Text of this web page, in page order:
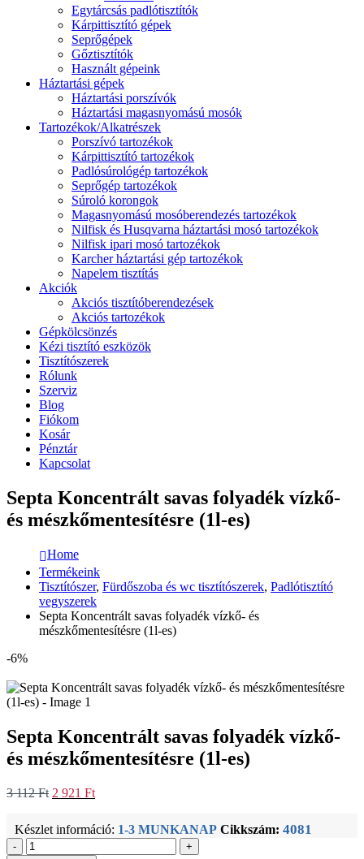
Egytárcsás padlótisztítók
Kárpittisztító gépek
Seprőgépek
Gőztisztítók
Használt gépeink
Háztartási gépek
Háztartási porszívók
Háztartási magasnyomású mosók
Tartozékok/Alkatrészek
Porszívó tartozékok
Kárpittisztító tartozékok
Padlósúrológép tartozékok
Seprőgép tartozékok
Súroló korongok
Magasnyomású mosóberendezés tartozékok
Nilfisk és Husqvarna háztartási mosó tartozékok
Nilfisk ipari mosó tartozékok
Karcher háztartási gép tartozékok
Napelem tisztítás
Akciók
Akciós tisztítóberendezések
Akciós tartozékok
Gépkölcsönzés
Kézi tisztító eszközök
Tisztítószerek
Rólunk
Szerviz
Blog
Fiókom
Kosár
Pénztár
Kapcsolat
Septa Koncentrált savas folyadék vízkő-
és mészkőmentesítésre (1l-es)
Home
Termékeink
Tisztítószer, Fürdőszoba és wc tisztítószerek, Padlótisztító
vegyszerek
Septa Koncentrált savas folyadék vízkő- és
mészkőmentesítésre (1l-es)
-6%
Septa Koncentrált savas folyadék vízkő-
és mészkőmentesítésre (1l-es)
3 112Ft Original
3
2 921 FtCurrent
is:
2
Készlet információ: 1-3 MUNKANAP Cikkszám: 4081
-
+